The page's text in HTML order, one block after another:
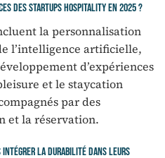
des startups hospitality en 2025 ?
la personnalisation
l’intelligence artificielle,
d’expériences
et le staycation
par des
et la réservation.
intégrer la durabilité dans leurs